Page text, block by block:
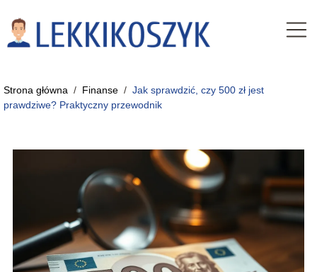
Strona główna / Finanse / Jak sprawdzić, czy 500 zł jest
prawdziwe? Praktyczny przewodnik